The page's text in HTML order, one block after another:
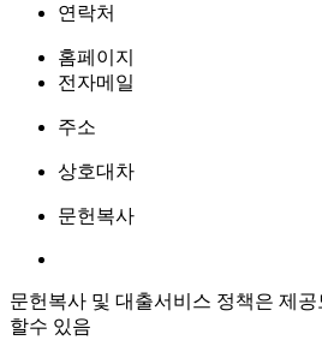
연락처
홈페이지
전자메일
주소
상호대차
문헌복사
문헌복사 및 대출서비스 정책은 제공
할수 있음